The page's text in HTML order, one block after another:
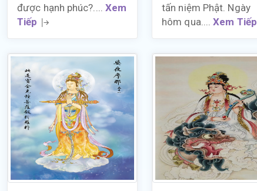
được hạnh phúc?.... Xem
Tiếp
tấn niệm Phật. Ngày
hôm qua....Xem Tiếp